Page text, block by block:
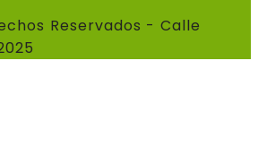
Reservados - Calle